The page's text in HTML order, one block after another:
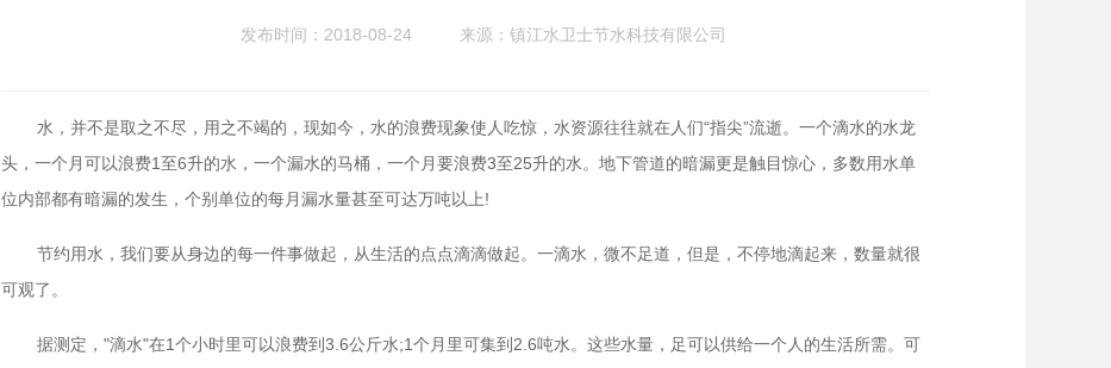
发布时间：2018-08-24 来源： 镇江水卫士节水科技有限公司
水，并不是取之不尽，用之不竭的，现如今，水的浪费现象使人吃惊，水资源往往就在人们“指尖”流逝。一个滴水的水龙
头，一个月可以浪费1至6升的水，一个漏水的马桶，一个月要浪费3至25升的水。地下管道的暗漏更是触目惊心，多数用水单
位内部都有暗漏的发生，个别单位的每月漏水量甚至可达万吨以上!
节约用水，我们要从身边的每一件事做起，从生活的点点滴滴做起。一滴水，微不足道，但是，不停地滴起来，数量就很
可观了。
据测定，"滴水"在1个小时里可以浪费到3.6公斤水;1个月里可集到2.6吨水。这些水量，足可以供给一个人的生活所需。可